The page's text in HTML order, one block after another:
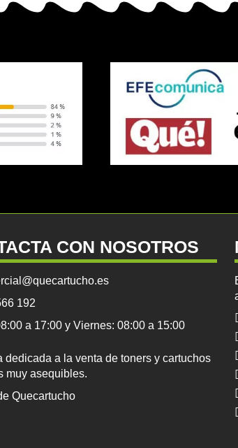
CON NOSOTROS
192
a 17:00 y Viernes: 08:00 a 15:00
dedicada a la venta de toners y cartuchos
muy asequibles.
Quecartucho